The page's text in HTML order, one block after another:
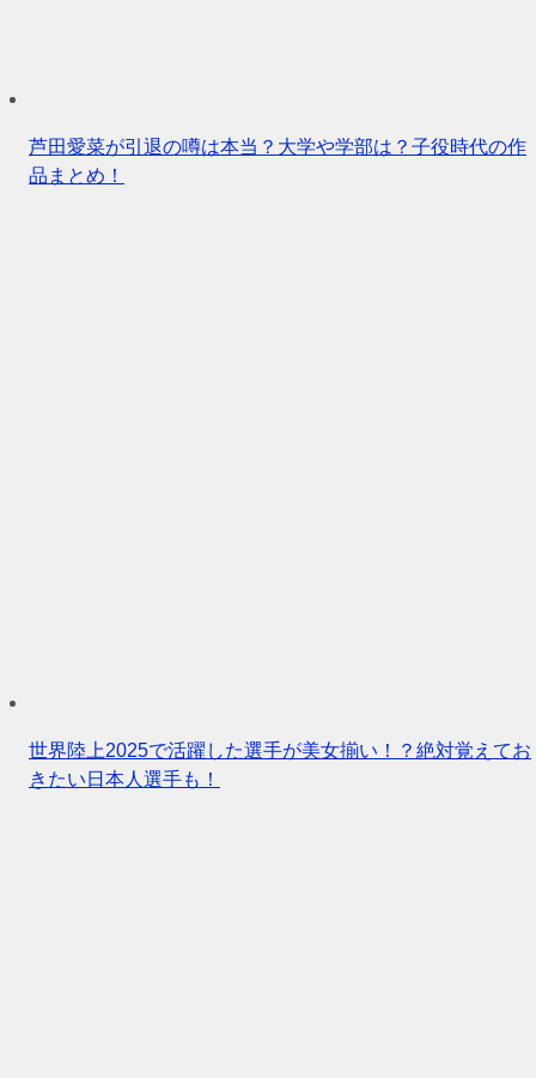
芦田愛菜が引退の噂は本当？大学や学部は？子役時代の作
品まとめ！
世界陸上2025で活躍した選手が美女揃い！？絶対覚えてお
きたい日本人選手も！